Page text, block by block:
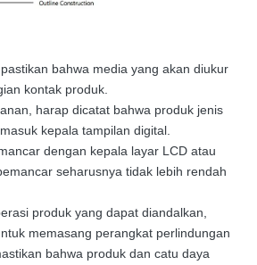
bahwa media yang akan diukur
kontak produk.
harap dicatat bahwa produk jenis
kepala tampilan digital.
dengan kepala layar LCD atau
seharusnya tidak lebih rendah
produk yang dapat diandalkan,
memasang perangkat perlindungan
bahwa produk dan catu daya